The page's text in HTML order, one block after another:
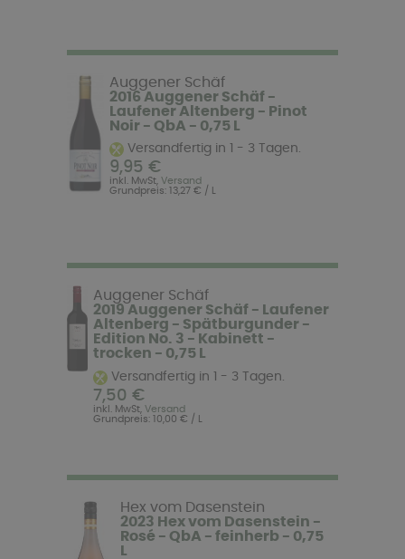
Auggener Schäf
2016 Auggener Schäf -
Laufener Altenberg - Pinot
Noir - QbA - 0,75 L
Versandfertig in 1 - 3 Tagen.
9,95 €
inkl. MwSt, Versand
Grundpreis: 13,27 € / L
Auggener Schäf
2019 Auggener Schäf - Laufener
Altenberg - Spätburgunder -
Edition No. 3 - Kabinett -
trocken - 0,75 L
Versandfertig in 1 - 3 Tagen.
7,50 €
inkl. MwSt, Versand
Grundpreis: 10,00 € / L
Hex vom Dasenstein
2023 Hex vom Dasenstein -
Rosé - QbA - feinherb - 0,75
L